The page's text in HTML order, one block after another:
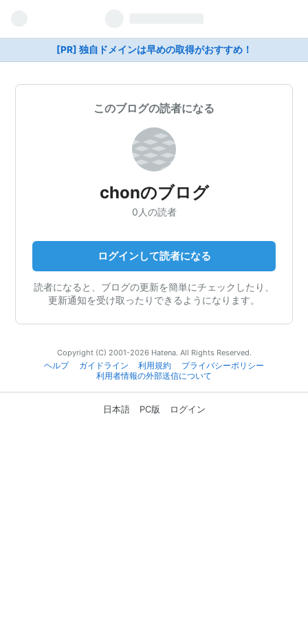
[PR] 独自ドメインは早めの取得がおすすめ！
このブログの読者になる
chonのブログ
0人の読者
ログインして読者になる
読者になると、ブログの更新を簡単にチェックしたり、
更新通知を受け取ったりできるようになります。
Copyright (C) 2001-2026 Hatena. All Rights Reserved.
ヘルプ
ガイドライン 利用規約
プライバシーポリシー
利用者情報の外部送信について
日本語 PC版 ログイン